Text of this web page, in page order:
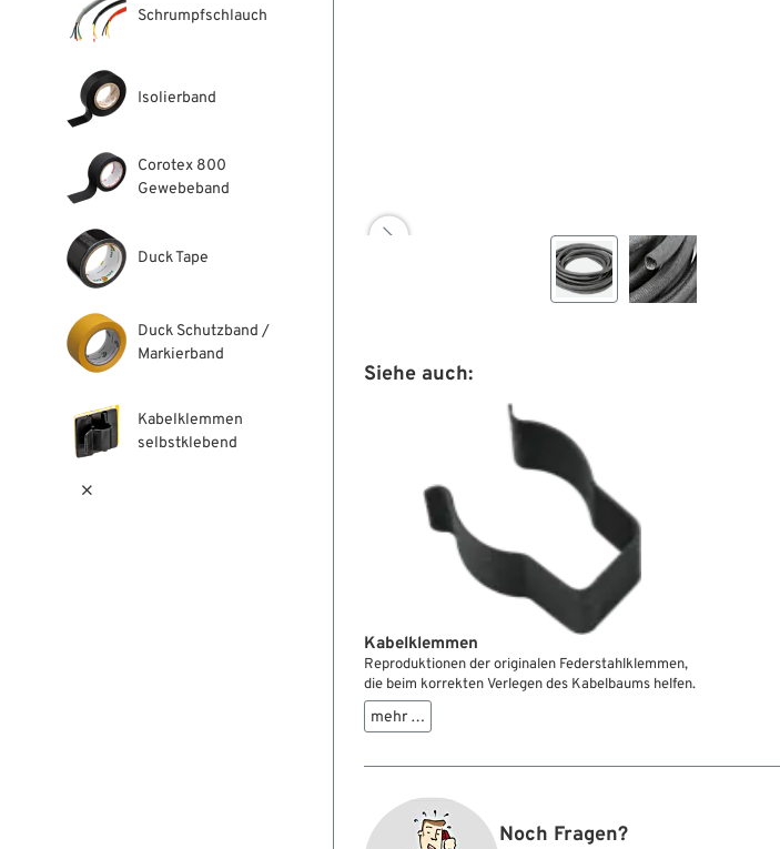
Schrumpfschlauch
Isolierband
Corotex 800
Gewebeband
Duck Tape
Duck Schutzband /
Markierband
Kabelklemmen
selbstklebend


Siehe auch:
Kabelklemmen
Reproduktionen der originalen Federstahlklemmen,
die beim korrekten Verlegen des Kabelbaums helfen.
mehr …
Noch Fragen?